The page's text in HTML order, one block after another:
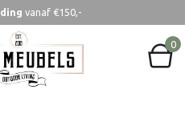
vanaf €150,-
0
donato eettafel 160